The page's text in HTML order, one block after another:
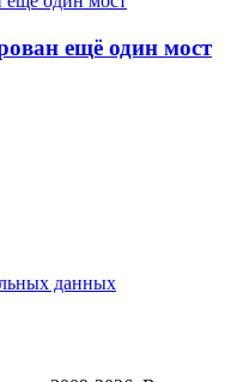
ещё один мост
данных